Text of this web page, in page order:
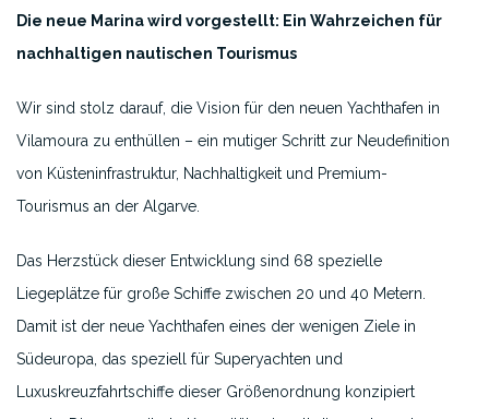
Die neue Marina wird vorgestellt: Ein Wahrzeichen für
nachhaltigen nautischen Tourismus
Wir sind stolz darauf, die Vision für den neuen Yachthafen in
Vilamoura zu enthüllen – ein mutiger Schritt zur Neudefinition
von Küsteninfrastruktur, Nachhaltigkeit und Premium-
Tourismus an der Algarve.
Das Herzstück dieser Entwicklung sind 68 spezielle
Liegeplätze für große Schiffe zwischen 20 und 40 Metern.
Damit ist der neue Yachthafen eines der wenigen Ziele in
Südeuropa, das speziell für Superyachten und
Luxuskreuzfahrtschiffe dieser Größenordnung konzipiert